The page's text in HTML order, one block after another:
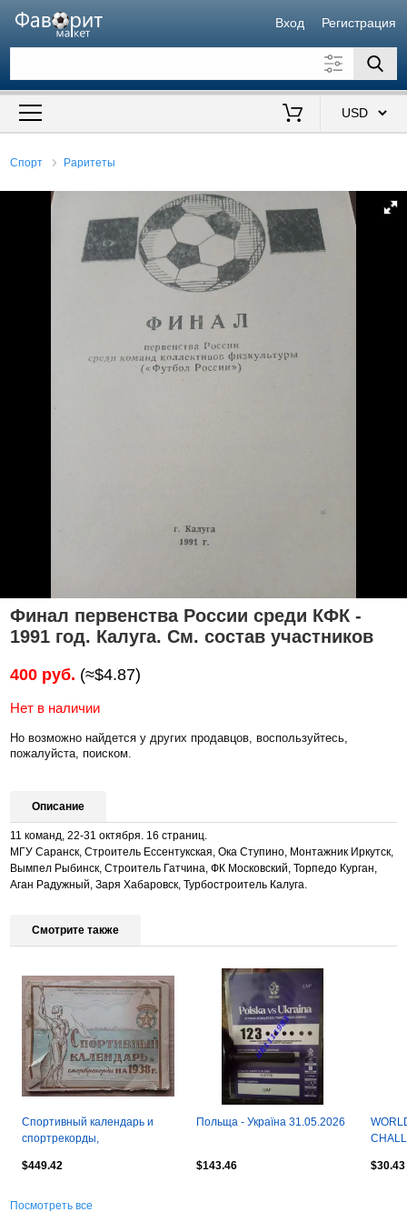
Вход Регистрация
Искать также в описании
Спорт Раритеты
Финал первенства России среди КФК -
1991 год. Калуга. См. состав участников
400 руб. (≈$4.87)
Нет в наличии
Но возможно найдется у других продавцов, воспользуйтесь,
пожалуйста, поиском.
Описание
11 команд, 22-31 октября. 16 страниц.
МГУ Саранск, Строитель Ессентукская, Ока Ступино, Монтажник Иркутск,
Вымпел Рыбинск, Строитель Гатчина, ФК Московский, Торпедо Курган,
Аган Радужный, Заря Хабаровск, Турбостроитель Калуга.
Смотрите также
Спортивный календарь и
спортрекорды,
баскетбол и др.
$449.42
Польща - Україна 31.05.2026
$143.46
$30.43
Посмотреть все